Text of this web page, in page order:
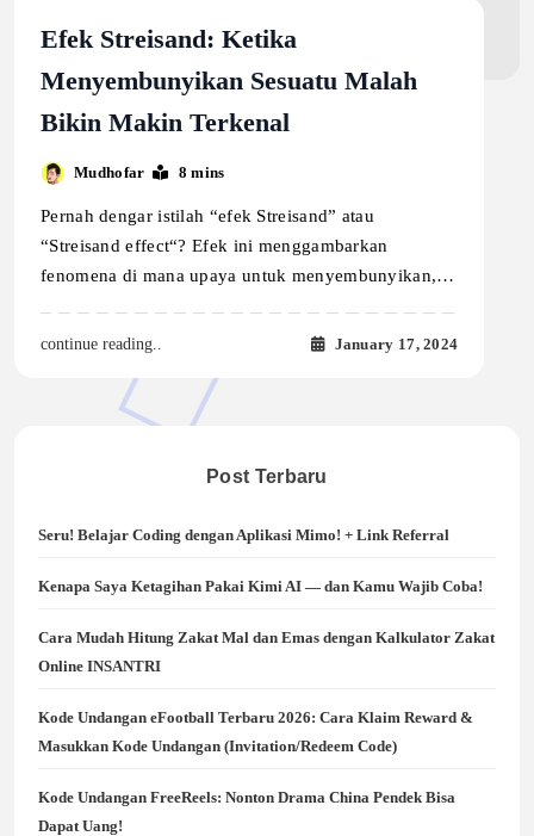
Efek Streisand: Ketika
Menyembunyikan Sesuatu Malah
Bikin Makin Terkenal
Mudhofar 8 mins
Pernah dengar istilah “efek Streisand” atau
“Streisand effect“? Efek ini menggambarkan
fenomena di mana upaya untuk menyembunyikan,…
continue reading.. January 17, 2024
Post Terbaru
Seru! Belajar Coding dengan Aplikasi Mimo! + Link Referral
Kenapa Saya Ketagihan Pakai Kimi AI — dan Kamu Wajib Coba!
Cara Mudah Hitung Zakat Mal dan Emas dengan Kalkulator Zakat
Online INSANTRI
Kode Undangan eFootball Terbaru 2026: Cara Klaim Reward &
Masukkan Kode Undangan (Invitation/Redeem Code)
Kode Undangan FreeReels: Nonton Drama China Pendek Bisa
Dapat Uang!